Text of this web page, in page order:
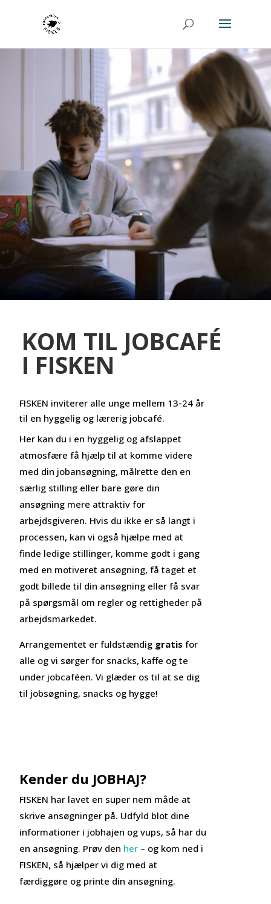
KOM TIL JOBCAFÉ
I FISKEN
FISKEN inviterer alle unge mellem 13-24 år
til en hyggelig og lærerig jobcafé.
Her kan du i en hyggelig og afslappet
atmosfære få hjælp til at komme videre
med din jobansøgning, målrette den en
særlig stilling eller bare gøre din
ansøgning mere attraktiv for
arbejdsgiveren. Hvis du ikke er så langt i
processen, kan vi også hjælpe med at
finde ledige stillinger, komme godt i gang
med en motiveret ansøgning, få taget et
godt billede til din ansøgning eller få svar
på spørgsmål om regler og rettigheder på
arbejdsmarkedet.
Arrangementet er fuldstændig gratis for
alle og vi sørger for snacks, kaffe og te
under jobcaféen. Vi glæder os til at se dig
til jobsøgning, snacks og hygge!
Kender du JOBHAJ?
FISKEN har lavet en super nem måde at
skrive ansøgninger på. Udfyld blot dine
informationer i jobhajen og vups, så har du
en ansøgning. Prøv den her – og kom ned i
FISKEN, så hjælper vi dig med at
færdiggøre og printe din ansøgning.